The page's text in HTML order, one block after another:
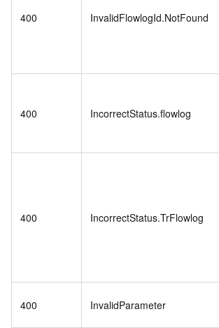
400 InvalidFlowlogId.NotFound
400 IncorrectStatus.flowlog
400 IncorrectStatus.TrFlowlog
400 InvalidParameter